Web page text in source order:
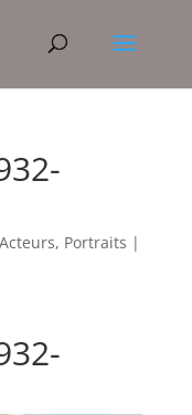
Acteurs, Portraits |